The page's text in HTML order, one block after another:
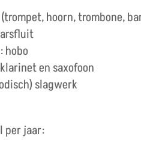
(trompet, hoorn, trombone,
hobo
en saxofoon
slagwerk
per jaar: